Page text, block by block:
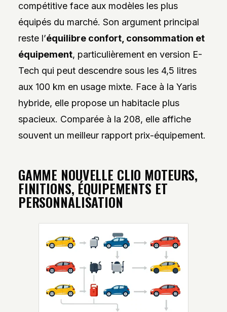
compétitive face aux modèles les plus
équipés du marché. Son argument principal
reste l’équilibre confort, consommation et
équipement, particulièrement en version E-
Tech qui peut descendre sous les 4,5 litres
aux 100 km en usage mixte. Face à la Yaris
hybride, elle propose un habitacle plus
spacieux. Comparée à la 208, elle affiche
souvent un meilleur rapport prix-équipement.
GAMME NOUVELLE CLIO MOTEURS,
FINITIONS, ÉQUIPEMENTS ET
PERSONNALISATION